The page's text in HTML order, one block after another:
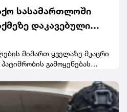
სასამართლოში
დაკავებული
სასამართლო
- დღევანდელ
აღკვეთის
იმსჯელებენ
მიმართ ყველაზე მკაცრი
გამოყენებას
მათ სხდომის დაწყებამდე
არ გაუკეთებიათ.
ნია იმნაძე 5 აგვისტოს